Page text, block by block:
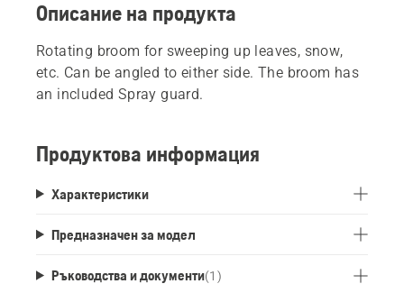
Описание на продукта
Rotating broom for sweeping up leaves, snow,
etc. Can be angled to either side. The broom has
an included Spray guard.
Продуктова информация
Характеристики
Предназначен за модел
Ръководства и документи(1 )